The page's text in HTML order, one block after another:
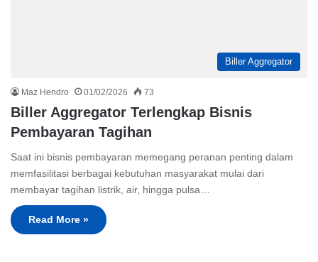
Biller Aggregator
Maz Hendro 01/02/2026 73
Biller Aggregator Terlengkap Bisnis
Pembayaran Tagihan
Saat ini bisnis pembayaran memegang peranan penting dalam
memfasilitasi berbagai kebutuhan masyarakat mulai dari
membayar tagihan listrik, air, hingga pulsa…
Read More »